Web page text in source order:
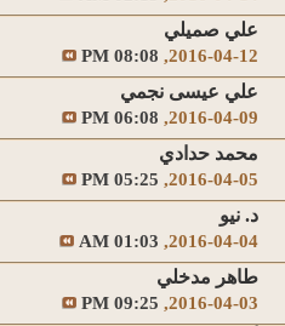
علي صميلي
2016-04-12,
08:08 PM
علي عيسى نجمي
2016-04-09,
06:08 PM
محمد حدادي
2016-04-05,
05:25 PM
د. نيو
2016-04-04,
01:03 AM
طاهر مدخلي
2016-04-03,
09:25 PM